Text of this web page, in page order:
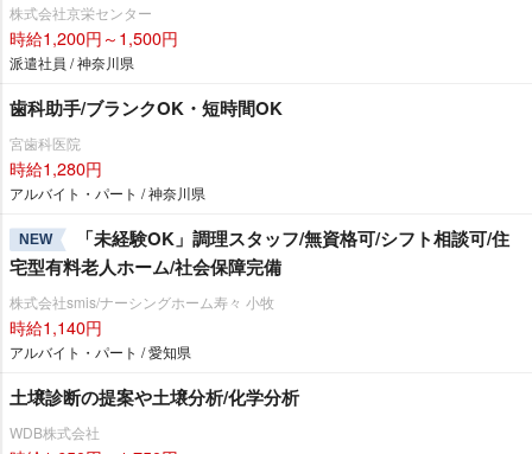
株式会社京栄センター
時給1,200円～1,500円
派遣社員 / 神奈川県
歯科助手/ブランクOK・短時間OK
宮歯科医院
時給1,280円
アルバイト・パート / 神奈川県
NEW
「未経験OK」調理スタッフ/無資格可/シフト相談可/住
宅型有料老人ホーム/社会保障完備
株式会社smis/ナーシングホーム寿々 小牧
時給1,140円
アルバイト・パート / 愛知県
土壌診断の提案や土壌分析/化学分析
WDB株式会社